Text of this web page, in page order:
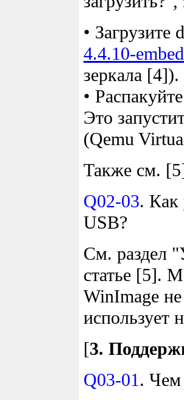
•
4.4.10-
зеркала [4]).
•
Это
(Qemu
Также см.
Q02-03. Как
USB?
См. раздел
статье [5].
WinImage
использует
[3.
Q03-01. Чем